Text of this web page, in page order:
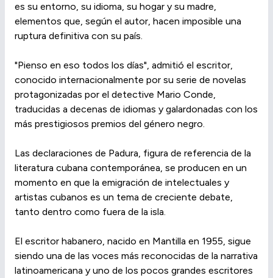
es su entorno, su idioma, su hogar y su madre,
elementos que, según el autor, hacen imposible una
ruptura definitiva con su país.
"Pienso en eso todos los días", admitió el escritor,
conocido internacionalmente por su serie de novelas
protagonizadas por el detective Mario Conde,
traducidas a decenas de idiomas y galardonadas con los
más prestigiosos premios del género negro.
Las declaraciones de Padura, figura de referencia de la
literatura cubana contemporánea, se producen en un
momento en que la emigración de intelectuales y
artistas cubanos es un tema de creciente debate,
tanto dentro como fuera de la isla.
El escritor habanero, nacido en Mantilla en 1955, sigue
siendo una de las voces más reconocidas de la narrativa
latinoamericana y uno de los pocos grandes escritores